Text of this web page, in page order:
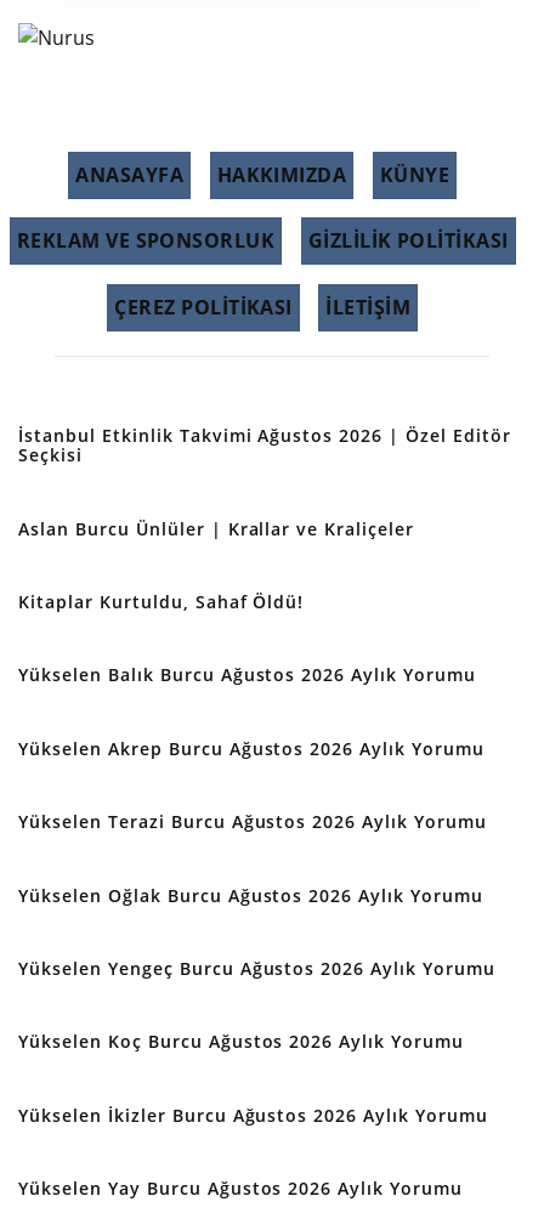
ANASAYFA HAKKIMIZDA KÜNYE
REKLAM VE SPONSORLUK GIZLILIK POLITIKASI
ÇEREZ POLITIKASI İLETİŞİM
İstanbul Etkinlik Takvimi Ağustos 2026 | Özel Editör
Seçkisi
Aslan Burcu Ünlüler | Krallar ve Kraliçeler
Kitaplar Kurtuldu, Sahaf Öldü!
Yükselen Balık Burcu Ağustos 2026 Aylık Yorumu
Yükselen Akrep Burcu Ağustos 2026 Aylık Yorumu
Yükselen Terazi Burcu Ağustos 2026 Aylık Yorumu
Yükselen Oğlak Burcu Ağustos 2026 Aylık Yorumu
Yükselen Yengeç Burcu Ağustos 2026 Aylık Yorumu
Yükselen Koç Burcu Ağustos 2026 Aylık Yorumu
Yükselen İkizler Burcu Ağustos 2026 Aylık Yorumu
Yükselen Yay Burcu Ağustos 2026 Aylık Yorumu